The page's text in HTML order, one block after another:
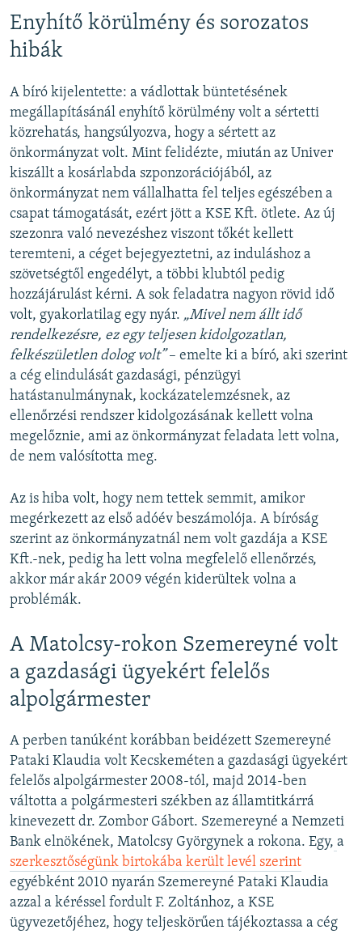
Enyhítő körülmény és sorozatos
hibák
A bíró kijelentette: a vádlottak büntetésének
megállapításánál enyhítő körülmény volt a sértetti
közrehatás, hangsúlyozva, hogy a sértett az
önkormányzat volt. Mint felidézte, miután az Univer
kiszállt a kosárlabda szponzorációjából, az
önkormányzat nem vállalhatta fel teljes egészében a
csapat támogatását, ezért jött a KSE Kft. ötlete. Az új
szezonra való nevezéshez viszont tőkét kellett
teremteni, a céget bejegyeztetni, az induláshoz a
szövetségtől engedélyt, a többi klubtól pedig
hozzájárulást kérni. A sok feladatra nagyon rövid idő
volt, gyakorlatilag egy nyár. „Mivel nem állt idő
rendelkezésre, ez egy teljesen kidolgozatlan,
felkészületlen dolog volt”– emelte ki a bíró, aki szerint
a cég elindulását gazdasági, pénzügyi
hatástanulmánynak, kockázatelemzésnek, az
ellenőrzési rendszer kidolgozásának kellett volna
megelőznie, ami az önkormányzat feladata lett volna,
de nem valósította meg.
Az is hiba volt, hogy nem tettek semmit, amikor
megérkezett az első adóév beszámolója. A bíróság
szerint az önkormányzatnál nem volt gazdája a KSE
Kft.-nek, pedig ha lett volna megfelelő ellenőrzés,
akkor már akár 2009 végén kiderültek volna a
problémák.
A Matolcsy-rokon Szemereyné volt
a gazdasági ügyekért felelős
alpolgármester
A perben tanúként korábban beidézett Szemereyné
Pataki Klaudia volt Kecskeméten a gazdasági ügyekért
felelős alpolgármester 2008-tól, majd 2014-ben
váltotta a polgármesteri székben az államtitkárrá
kinevezett dr. Zombor Gábort. Szemereyné a Nemzeti
Bank elnökének, Matolcsy Györgynek a rokona. Egy, a
szerkesztőségünk birtokába került levél szerint
egyébként 2010 nyarán Szemereyné Pataki Klaudia
azzal a kéréssel fordult F. Zoltánhoz, a KSE
ügyvezetőjéhez, hogy teljeskörűen tájékoztassa a cég